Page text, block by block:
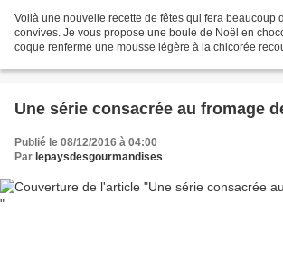
Voilà une nouvelle recette de fêtes qui fera beaucoup
convives. Je vous propose une boule de Noël en
coque renferme une mousse légère à la chicorée
Une série consacrée au fromage
Publié le 08/12/2016 à 04:00
Par lepaysdesgourmandises